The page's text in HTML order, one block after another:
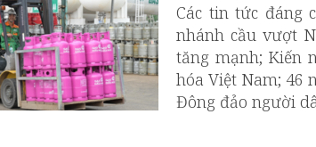
Các tin tức đáng
nhánh cầu vượt
tăng mạnh; Kiến
hóa Việt Nam; 46
Đông đảo người